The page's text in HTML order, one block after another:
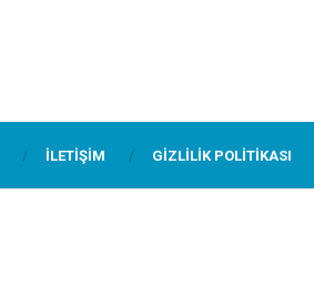
İLETIŞIM GIZLILIK POLITIKASI